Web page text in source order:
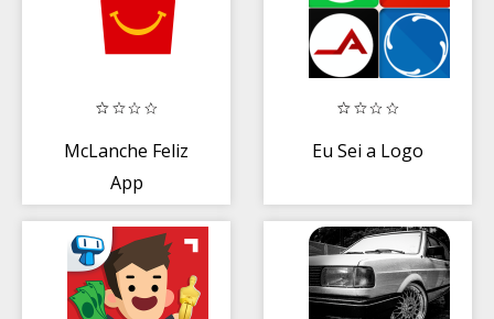
McLanche Feliz
App
Eu Sei a Logo